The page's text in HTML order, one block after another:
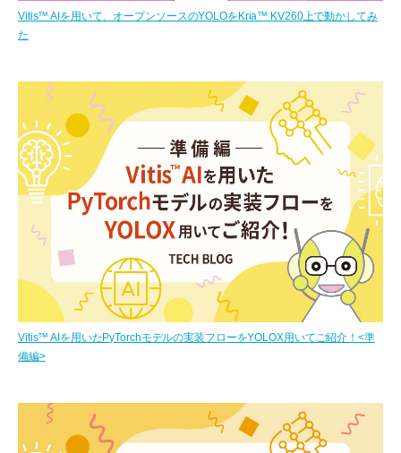
Vitis™ AIを用いて、オープンソースのYOLOをKria™ KV260上で動かしてみ
た
Vitis™ AIを用いたPyTorchモデルの実装フローをYOLOX用いてご紹介！<準
備編>